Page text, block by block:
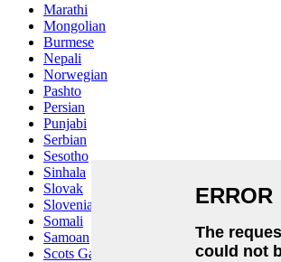
Marathi
Mongolian
Burmese
Nepali
Norwegian
Pashto
Persian
Punjabi
Serbian
Sesotho
Sinhala
Slovak
Slovenian
Somali
Samoan
Scots Gaelic